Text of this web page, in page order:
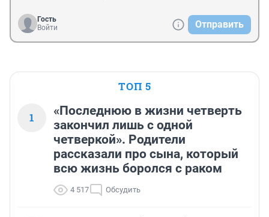
Гость
Войти
Отправить
ТОП 5
1
«Последнюю в жизни четверть
закончил лишь с одной
четверкой». Родители
рассказали про сына, который
всю жизнь боролся с раком
4 517 Обсудить